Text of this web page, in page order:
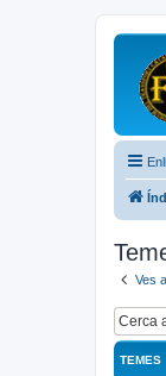
Ves
TEMES